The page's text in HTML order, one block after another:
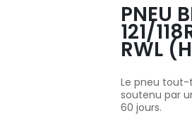
PNEU
121/
RWL
Le pneu tout-
soutenu par
60 jours.